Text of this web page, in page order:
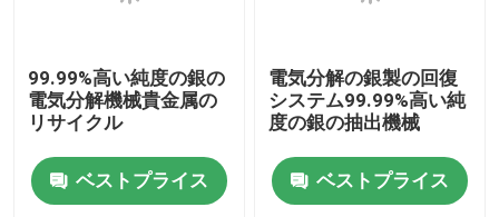
99.99%高い純度の銀の
電気分解機械貴金属の
リサイクル
ベストプライス
電気分解の銀製の回復
システム99.99%高い純
度の銀の抽出機械
ベストプライス